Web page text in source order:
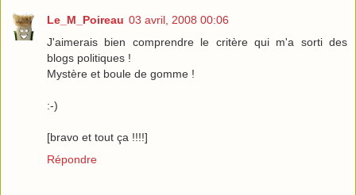
Le_M_Poireau 03 avril, 2008 00:06
J'aimerais bien comprendre le critère qui m'a sorti des
blogs politiques !
Mystère et boule de gomme !
:-)
[bravo et tout ça !!!!]
Répondre